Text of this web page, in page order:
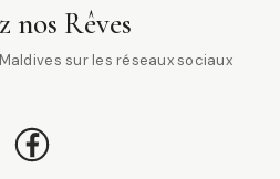
nos Rêves
sur les réseaux sociaux